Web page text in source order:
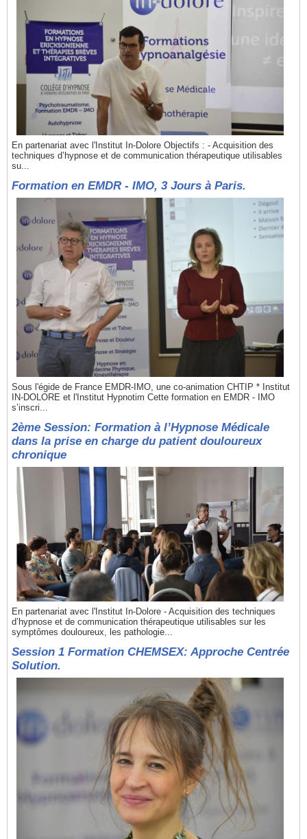
En partenariat avec l'Institut In-Dolore Objectifs : - Acquisition des
techniques d’hypnose et de communication thérapeutique utilisables
su...
Formation en EMDR - IMO, 3 Jours à Paris.
Sous l'égide de France EMDR-IMO, une co-animation CHTIP * Institut
IN-DOLORE et l'Institut Hypnotim Cette formation en EMDR - IMO
s’inscri...
2ème Session: Formation à l’Hypnose Médicale
dans la prise en charge du patient douloureux
chronique
En partenariat avec l'Institut In-Dolore - Acquisition des techniques
d’hypnose et de communication thérapeutique utilisables sur les
symptômes douloureux, les pathologie...
Session 1 Formation CHEMSEX: Approche Centrée
Solution.